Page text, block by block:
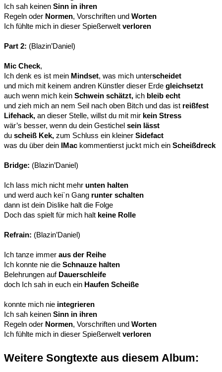
Ich sah keinen Sinn in ihren
Regeln oder Normen, Vorschriften und Worten
Ich fühlte mich in dieser Spießerwelt verloren
Part 2: (Blazin’Daniel)
Mic Check,
Ich denk es ist mein Mindset, was mich unterscheidet
und mich mit keinem andren Künstler dieser Erde gleichsetzt
auch wenn mich kein Schwein schätzt, ich bleib echt
und zieh mich an nem Seil nach oben Bitch und das ist reißfest
Lifehack, an dieser Stelle, willst du mit mir kein Stress
wär’s besser, wenn du dein Gestichel sein lässt
du scheiß Kek, zum Schluss ein kleiner Sidefact
was du über dein
IMac kommentierst juckt mich ein Scheißdreck
Bridge: (Blazin’Daniel)
Ich lass mich nicht mehr unten halten
und werd auch kei`n Gang runter schalten
dann ist dein Dislike halt die Folge
Doch das spielt für mich halt keine Rolle
Refrain: (Blazin’Daniel)
Ich tanze immer aus der Reihe
Ich konnte nie die Schnauze halten
Belehrungen aufDauerschleife
doch Ich sah in euch ein Haufen Scheiße
konnte mich nie integrieren
Ich sah keinen Sinn in ihren
Regeln oder Normen, Vorschriften und Worten
Ich fühlte mich in dieser Spießerwelt verloren
Weitere Songtexte aus diesem Album: